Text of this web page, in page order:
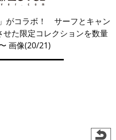
がコラボ！ サーフとキャン
た限定コレクションを数量
画像(20/21)